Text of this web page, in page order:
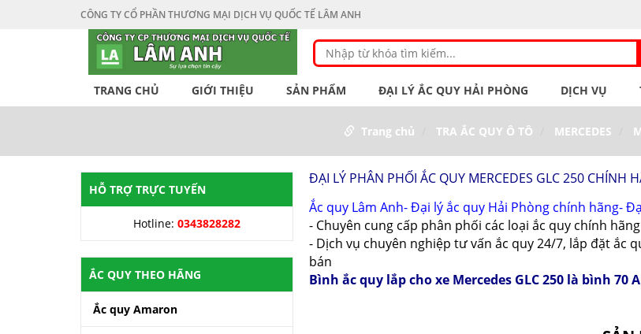
CÔNG TY CỔ PHẦN THƯƠNG MẠI DỊCH VỤ QUỐC TẾ LÂM ANH
TRANG CHỦ
GIỚI THIỆU SẢN PHẨM ĐẠI LÝ ẮC QUY HẢI PHÒNG DỊCH VỤ
Trang chủ TRA ẮC QUY Ô TÔ MERCEDES
HỖ TRỢ TRỰC TUYẾN
Hotline: 0343828282
ẮC QUY THEO HÃNG
Ắc quy Amaron
ĐẠI LÝ PHÂN PHỐI ẮC QUY MERCEDES GLC 250 CHÍNH
Ắc quy Lâm Anh- Đại lý ắc quy Hải Phòng chính hãng-
- Chuyên cung cấp phân phối các loại ắc quy chính
- Dịch vụ chuyên nghiệp tư vấn ắc quy 24/7, lắp đặt ắc
bán
Bình ắc quy lắp cho xe Mercedes GLC 250 là bình 70